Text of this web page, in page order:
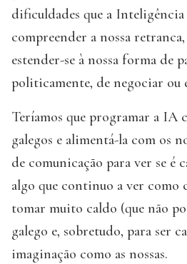
dificuldades que a
compreender a nossa
estender-se à nossa forma de
politicamente, de negociar ou
Teríamos que programar a IA
galegos e alimentá-la com os
de comunicação para ver se é
algo que continuo a ver como
tomar muito caldo (que não
galego e, sobretudo, para ser
imaginação como as nossas.